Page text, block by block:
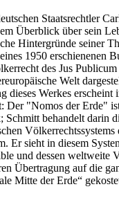
Staatsrechtler
Überblick über sein
Hintergründe seiner
1950 erschienenen
des Jus
Welt
dieses Werkes erscheint
Der "Nomos der Erde"
Schmitt behandelt darin
Völkerrechtssystems
Er sieht in diesem
und dessen weltweite
Übertragung auf die
Mitte der Erde“